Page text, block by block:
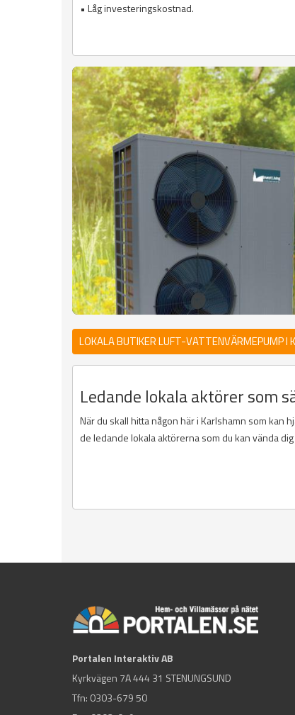
• Låg investeringskostnad.
LOKALA BUTIKER LUFT-VATTENVÄRMEPUMP I
Ledande lokala aktörer som
När du skall hitta någon här i Karlshamn som kan
de ledande lokala aktörerna som du kan vända dig
Portalen Interaktiv AB
Kyrkvägen 7A 444 31 STENUNGSUND
Tfn: 0303-679 50